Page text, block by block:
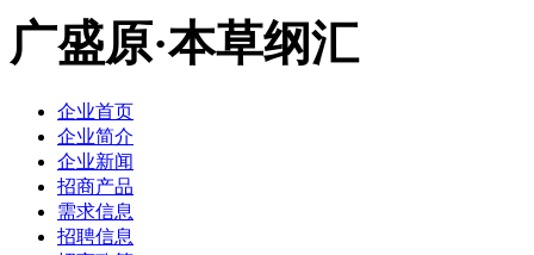
广盛原·本草纲汇
企业首页
企业简介
企业新闻
招商产品
需求信息
招聘信息